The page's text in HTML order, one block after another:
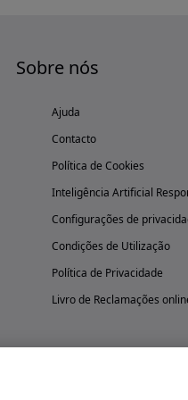
Sobre nós
Ajuda
Contacto
Política de Cookies
Inteligência Artificial
Configurações de
Condições de Utilização
Política de Privacidade
Livro de Reclamações